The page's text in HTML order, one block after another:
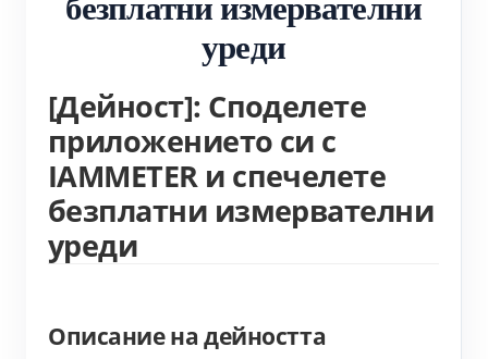
Трифазен Wi-Fi измервател на енергия
(WEM3046T)
Трифазен Wi-Fi измервател на енергия
(WEM3050T)
WiFi контролер за захранване
IAMMETER Cloud Pro
Услуга за самостоятелно хостване
IAMMETER Симулатор
уреди
[Дейност]: Споделете
приложението си с
IAMMETER и спечелете
безплатни измервателни
уреди
Описание на дейността